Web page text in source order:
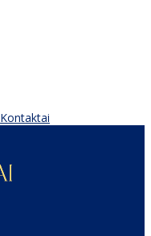
Kontaktai